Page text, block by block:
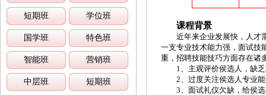
短期班 学位班
国学班 特色班
智能班 营销班
中层班 短期班
课程背景
近年来企业发展快，人才
一支专业技术能力强，面试技
重，招聘技能技巧方面存在诸
1、主观评价侯选人，缺
2、过度关注侯选人专业
3、面试礼仪欠缺，给侯